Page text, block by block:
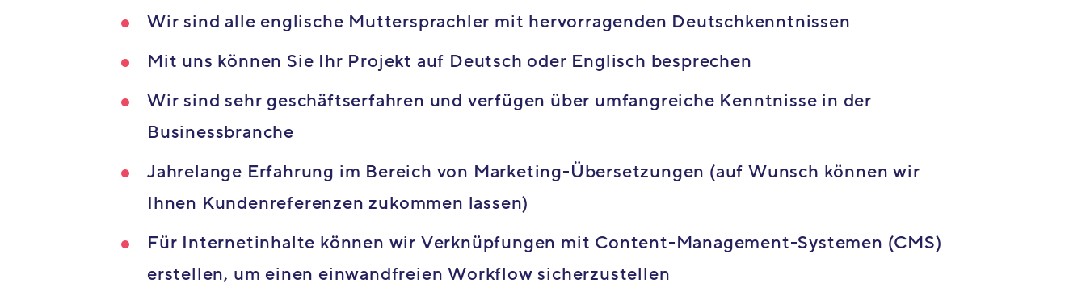
Wir sind alle englische Muttersprachler mit hervorragenden Deutschkenntnissen
Mit uns können Sie Ihr Projekt auf Deutsch oder Englisch besprechen
Wir sind sehr geschäftserfahren und verfügen über umfangreiche Kenntnisse in der
Businessbranche
Jahrelange Erfahrung im Bereich von Marketing-Übersetzungen (auf Wunsch können wir
Ihnen Kundenreferenzen zukommen lassen)
Für Internetinhalte können wir Verknüpfungen mit Content-Management-Systemen (CMS)
erstellen, um einen einwandfreien Workflow sicherzustellen